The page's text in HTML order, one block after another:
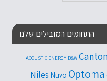
התחומים המובילים שלנו
ACOUSTIC ENERGY B&W Canton
Niles Nuvo Optoma